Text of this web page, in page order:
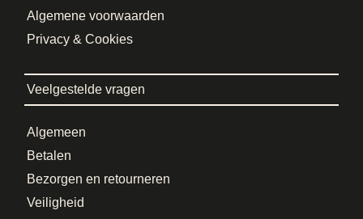
Algemene voorwaarden
Privacy & Cookies
Veelgestelde vragen
Algemeen
Betalen
Bezorgen en retourneren
Veiligheid